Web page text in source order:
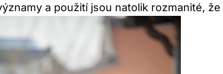
a ⁤použití jsou natolik rozmanité,